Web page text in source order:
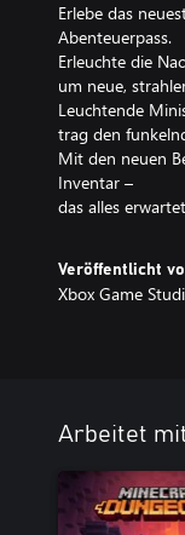
Erlebe das
Abenteuerpass.
Erleuchte die
um neue,
Leuchtende
trag den
Mit den neuen
Inventar –
das alles
Veröffentlicht
Xbox Game
Arbeitet